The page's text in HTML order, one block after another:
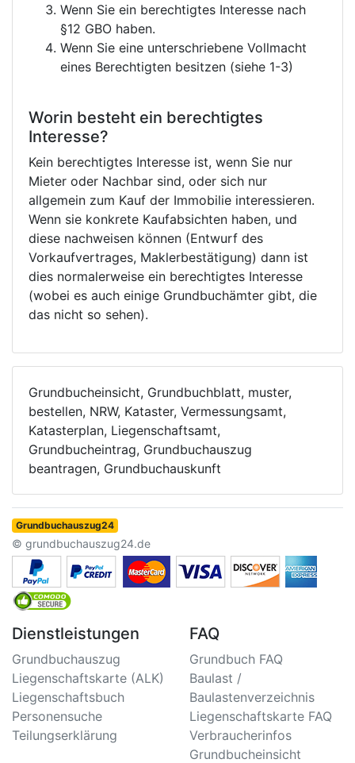
Wenn Sie ein berechtigtes Interesse nach
§12 GBO haben.
Wenn Sie eine unterschriebene Vollmacht
eines Berechtigten besitzen (siehe 1-3)
Worin besteht ein berechtigtes
Interesse?
Kein berechtigtes Interesse ist, wenn Sie nur
Mieter oder Nachbar sind, oder sich nur
allgemein zum Kauf der Immobilie interessieren.
Wenn sie konkrete Kaufabsichten haben, und
diese nachweisen können (Entwurf des
Vorkaufvertrages, Maklerbestätigung) dann ist
dies normalerweise ein berechtigtes Interesse
(wobei es auch einige Grundbuchämter gibt, die
das nicht so sehen).
Grundbucheinsicht, Grundbuchblatt, muster,
bestellen, NRW, Kataster, Vermessungsamt,
Katasterplan, Liegenschaftsamt,
Grundbucheintrag, Grundbuchauszug
beantragen, Grundbuchauskunft
Grundbuchauszug24
© grundbuchauszug24.de
Dienstleistungen
Grundbuchauszug
Liegenschaftskarte (ALK)
Liegenschaftsbuch
Personensuche
Teilungserklärung
FAQ
Grundbuch FAQ
Baulast /
Baulastenverzeichnis
Liegenschaftskarte FAQ
Verbraucherinfos
Grundbucheinsicht